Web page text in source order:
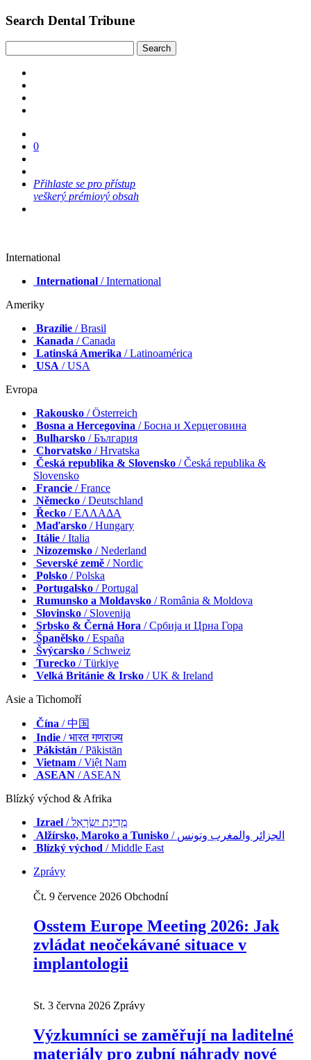
Search Dental Tribune
0
Přihlaste se pro přístup
veškerý prémiový obsah
International
International / International
Ameriky
Brazílie / Brasil
Kanada / Canada
Latinská Amerika / Latinoamérica
USA / USA
Evropa
Rakousko / Österreich
Bosna a Hercegovina / Босна и Херцеговина
Bulharsko / България
Chorvatsko / Hrvatska
Česká republika & Slovensko / Česká republika &
Slovensko
Francie / France
Německo / Deutschland
Řecko / ΕΛΛΑΔΑ
Maďarsko / Hungary
Itálie / Italia
Nizozemsko / Nederland
Severské země / Nordic
Polsko / Polska
Portugalsko / Portugal
Rumunsko a Moldavsko / România & Moldova
Slovinsko / Slovenija
Srbsko & Černá Hora / Србија и Црна Гора
Španělsko / España
Švýcarsko / Schweiz
Turecko / Türkiye
Velká Británie & Irsko / UK & Ireland
Asie a Tichomoří
Čína / 中国
Indie / भारत गणराज्य
Pákistán / Pākistān
Vietnam / Việt Nam
ASEAN / ASEAN
Blízký východ & Afrika
Izrael
/ מְדִינַת יִשְׂרָאֵל
Alžírsko, Maroko a Tunisko
/ الجزائر والمغرب وتونس
Blízký východ / Middle East
Zprávy
Čt. 9 července 2026 Obchodní
Osstem Europe Meeting 2026: Jak
zvládat neočekávané situace v
implantologii
St. 3 června 2026 Zprávy
Výzkumníci se zaměřují na laditelné
materiály pro zubní náhrady nové